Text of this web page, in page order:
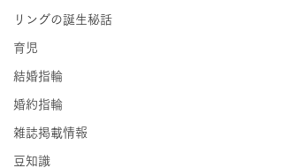
リングの誕生秘話
育児
結婚指輪
婚約指輪
雑誌掲載情報
豆知識